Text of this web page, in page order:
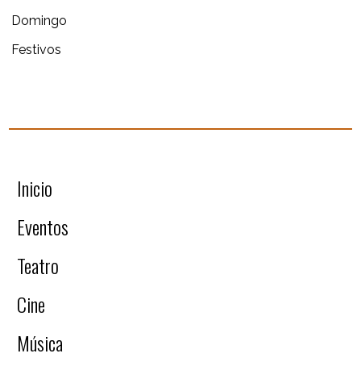
Domingo
Festivos
Inicio
Eventos
Teatro
Cine
Música